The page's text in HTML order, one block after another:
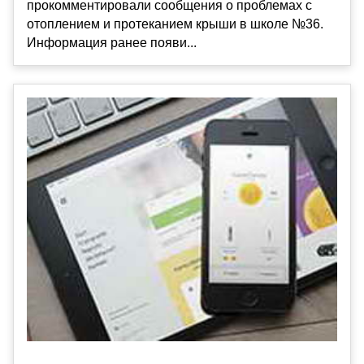
прокомментировали сообщения о проблемах с
отоплением и протеканием крыши в школе №36.
Информация ранее появи...